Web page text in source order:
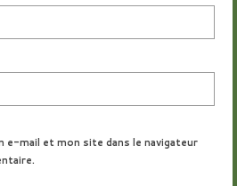
e-mail et mon site dans le navigateur